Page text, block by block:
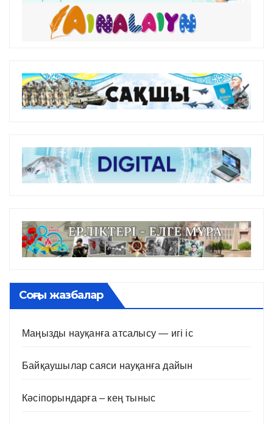
Соңғы жазбалар
Маңызды науқанға атсалысу — игі іс
Байқаушылар саяси науқанға дайын
Кәсіпорындарға – кең тыныс